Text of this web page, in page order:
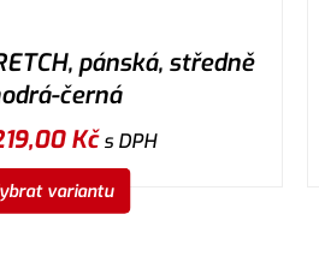
pánská, středně
černá
Kčs DPH
variantu